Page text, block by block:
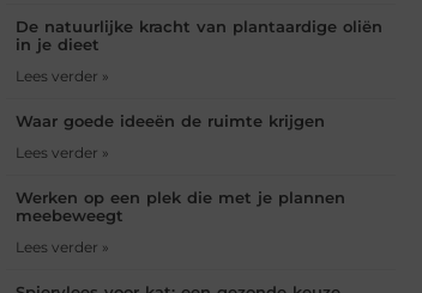
De natuurlijke kracht van plantaardige oliën
in je dieet
Lees verder »
Waar goede ideeën de ruimte krijgen
Lees verder »
Werken op een plek die met je plannen
meebeweegt
Lees verder »